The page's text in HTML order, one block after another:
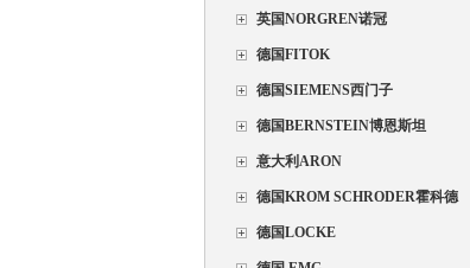
英国NORGREN诺冠
德国FITOK
德国SIEMENS西门子
德国BERNSTEIN博恩斯坦
意大利ARON
德国KROM SCHRODER霍科德
德国LOCKE